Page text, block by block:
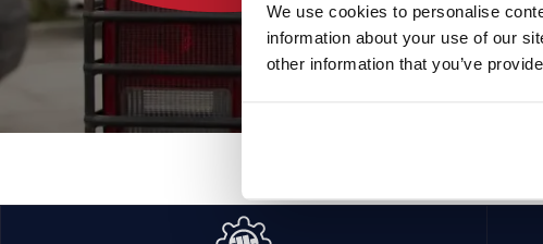
We use cookies to personalise
information about your use of our
other information that you’ve